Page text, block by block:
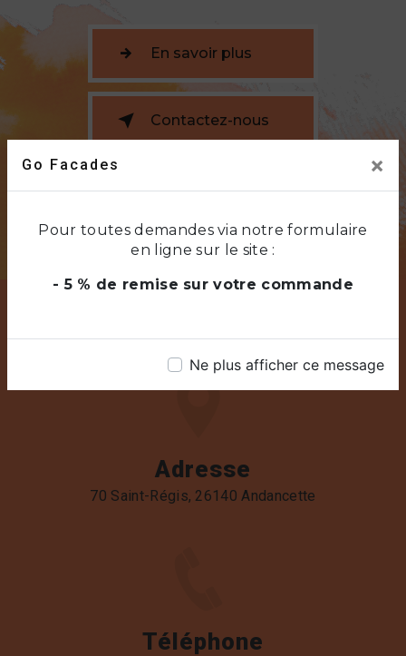
Go Facades ×
Pour toutes demandes via notre formulaire
en ligne sur le site :
- 5 % de remise sur votre commande
Ne plus afficher ce message
En savoir plus
Contactez-nous
Adresse
70 Saint-Régis, 26140 Andancette
Téléphone